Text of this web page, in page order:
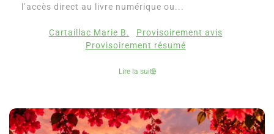
l’accès direct au livre numérique ou...
Cartaillac Marie B.
Provisoirement avis
Provisoirement résumé
Lire la suite